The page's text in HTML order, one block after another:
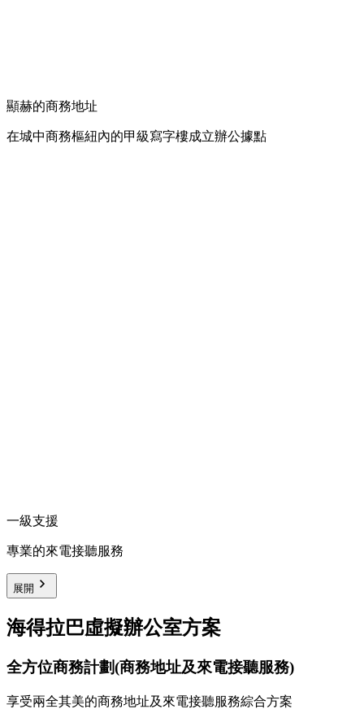
顯赫的商務地址
在城中商務樞紐內的甲級寫字樓成立辦公據點
一級支援
專業的來電接聽服務
展開
海得拉巴虛擬辦公室方案
全方位商務計劃(商務地址及來電接聽服務)
享受兩全其美的商務地址及來電接聽服務綜合方案